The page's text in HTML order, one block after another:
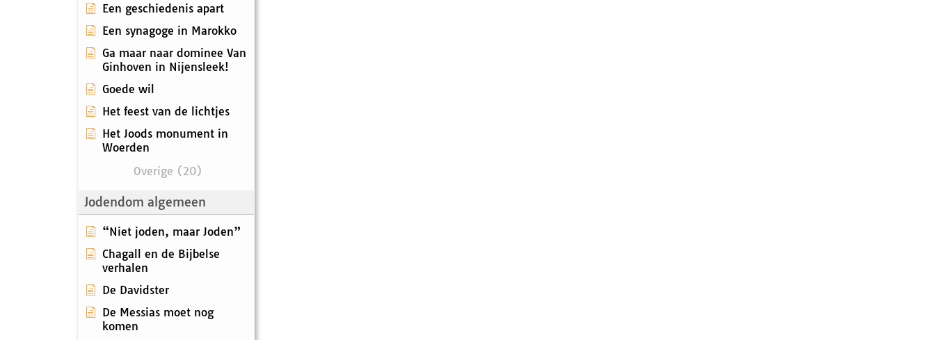
Een geschiedenis apart
Een synagoge in Marokko
Ga maar naar dominee Van
Ginhoven in Nijensleek!
Goede wil
Het feest van de lichtjes
Het Joods monument in
Woerden
Overige (20)
Jodendom algemeen
“Niet joden, maar Joden”
Chagall en de Bijbelse
verhalen
De Davidster
De Messias moet nog
komen